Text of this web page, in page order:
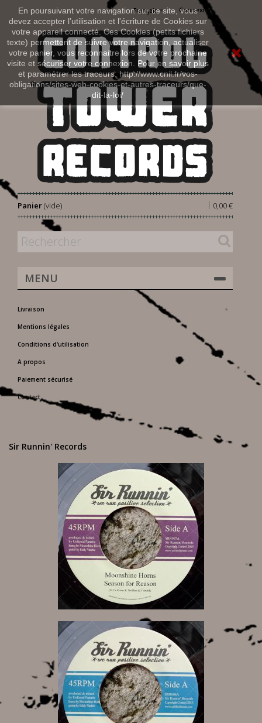
En poursuivant votre navigation sur ce site, vous
devez accepter l’utilisation et l'écriture de Cookies sur
votre appareil connecté. Ces Cookies (petits fichiers
texte) permettent de suivre votre navigation, actualiser
votre panier, vous reconnaitre lors de votre prochaine
visite et sécuriser votre connexion. Pour en savoir plus
et paramétrer les traceurs: http://www.cnil.fr/vos-
obligations/sites-web-cookies-et-autres-traceurs/que-
dit-la-loi/
Connexion
Français
Panier 0,00 €
|
(vide)
MENU
Livraison
Mentions légales
Conditions d'utilisation
A propos
Paiement sécurisé
Contact
Sir Runnin' Records
7,00 €